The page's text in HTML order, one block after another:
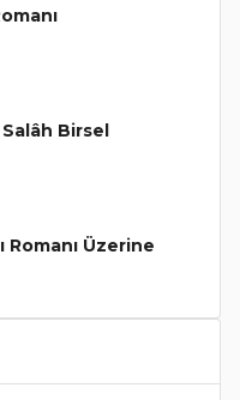
Birsel
Romanı Üzerine